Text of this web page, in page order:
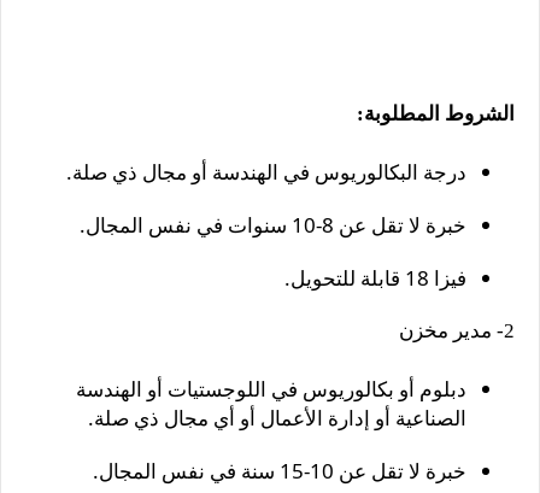
الشروط المطلوبة:
درجة البكالوريوس في الهندسة أو مجال ذي صلة.
خبرة لا تقل عن 8-10 سنوات في نفس المجال.
فيزا 18 قابلة للتحويل.
2- مدير مخزن
دبلوم أو بكالوريوس في اللوجستيات أو الهندسة
الصناعية أو إدارة الأعمال أو أي مجال ذي صلة.
خبرة لا تقل عن 10-15 سنة في نفس المجال.